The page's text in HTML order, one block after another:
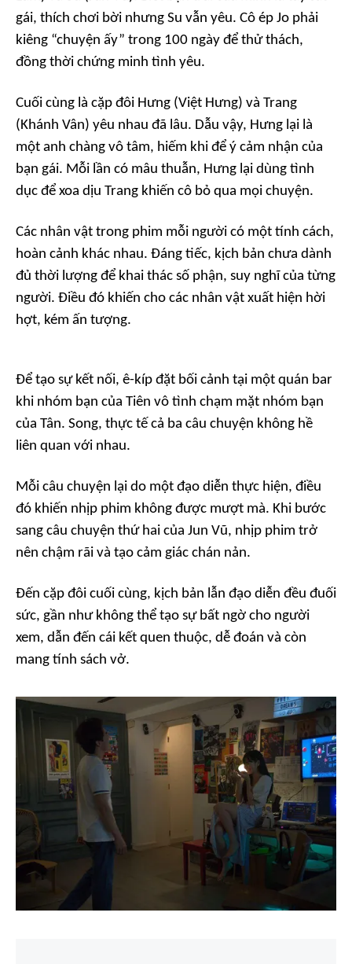
gái, thích chơi bời nhưng Su vẫn yêu. Cô ép Jo phải
kiêng “chuyện ấy” trong 100 ngày để thử thách,
đồng thời chứng minh tình yêu.
Cuối cùng là cặp đôi Hưng (Việt Hưng) và Trang
(Khánh Vân) yêu nhau đã lâu. Dẫu vậy, Hưng lại là
một anh chàng vô tâm, hiếm khi để ý cảm nhận của
bạn gái. Mỗi lần có mâu thuẫn, Hưng lại dùng tình
dục để xoa dịu Trang khiến cô bỏ qua mọi chuyện.
Các nhân vật trong phim mỗi người có một tính cách,
hoàn cảnh khác nhau. Đáng tiếc, kịch bản chưa dành
đủ thời lượng để khai thác số phận, suy nghĩ của từng
người. Điều đó khiến cho các nhân vật xuất hiện hời
hợt, kém ấn tượng.
Để tạo sự kết nối, ê-kíp đặt bối cảnh tại một quán bar
khi nhóm bạn của Tiên vô tình chạm mặt nhóm bạn
của Tân. Song, thực tế cả ba câu chuyện không hề
liên quan với nhau.
Mỗi câu chuyện lại do một đạo diễn thực hiện, điều
đó khiến nhịp phim không được mượt mà. Khi bước
sang câu chuyện thứ hai của Jun Vũ, nhịp phim trở
nên chậm rãi và tạo cảm giác chán nản.
Đến cặp đôi cuối cùng, kịch bản lẫn đạo diễn đều đuối
sức, gần như không thể tạo sự bất ngờ cho người
xem, dẫn đến cái kết quen thuộc, dễ đoán và còn
mang tính sách vở.